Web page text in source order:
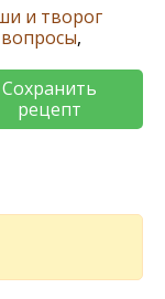
и творог
,
Сохранить
рецепт